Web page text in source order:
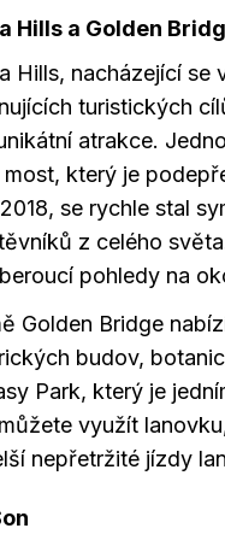
Hills a Golden
Hills, nacházející se
turistických
atrakce.
most, který je
se rychle stal
z celého
pohledy na
Golden Bridge
budov,
Park, který je
využít
nepřetržité jízdy